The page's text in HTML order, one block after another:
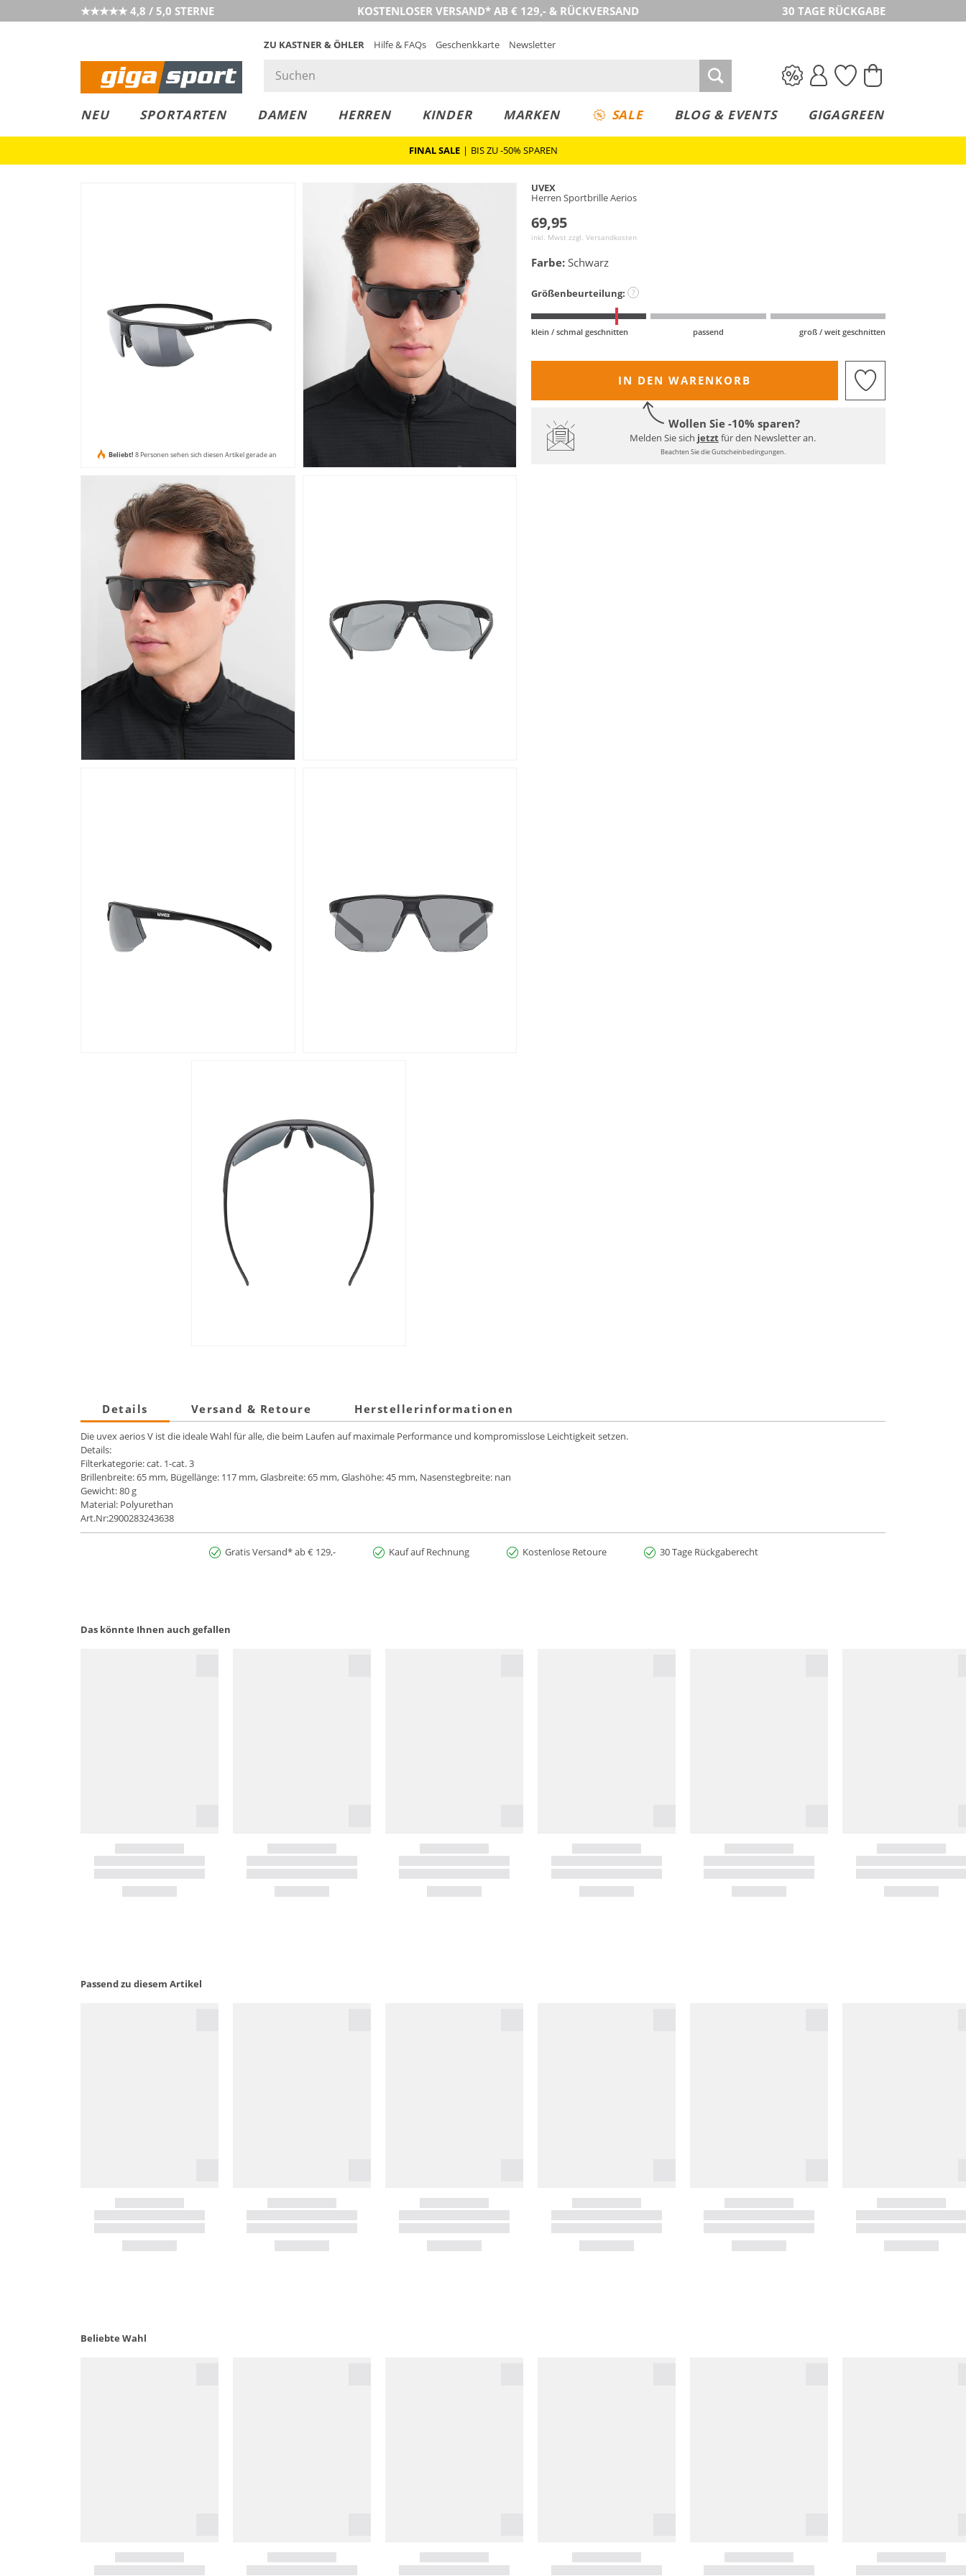
★★★★★ 4,8 / 5,0 STERNE KOSTENLOSER VERSAND* AB € 129,- & RÜCKVERSAND 30 TAGE RÜCKGABE
ZU KASTNER & ÖHLER Hilfe & FAQs Geschenkkarte Newsletter
NEU SPORTARTEN DAMEN HERREN KINDER MARKEN SALE BLOG & EVENTS GIGAGREEN
FINAL SALE | BIS ZU -50% SPAREN
Beliebt! 8 Personen sehen sich diesen Artikel gerade an
UVEX
Herren Sportbrille Aerios
69,95
inkl. Mwst zzgl. Versandkosten
Farbe: Schwarz
Größenbeurteilung: ?
klein / schmal geschnitten passend groß / weit geschnitten
IN DEN WARENKORB
Wollen Sie -10% sparen?
Melden Sie sich jetztfür den Newsletter an.
Beachten Sie die Gutscheinbedingungen.
Details Versand & Retoure Herstellerinformationen
Die uvex aerios V ist die ideale Wahl für alle, die beim Laufen auf maximale Performance und kompromisslose Leichtigkeit setzen.
Details:
Filterkategorie: cat. 1-cat. 3
Brillenbreite: 65 mm, Bügellänge: 117 mm, Glasbreite: 65 mm, Glashöhe: 45 mm, Nasenstegbreite: nan
Gewicht: 80 g
Material: Polyurethan
Art.Nr:2900283243638
Gratis Versand* ab € 129,- Kauf auf Rechnung Kostenlose Retoure 30 Tage Rückgaberecht
Das könnte Ihnen auch gefallen
Passend zu diesem Artikel
Beliebte Wahl